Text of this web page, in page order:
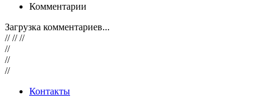
Комментарии
Загрузка комментариев...
// // //
//
//
//
Контакты